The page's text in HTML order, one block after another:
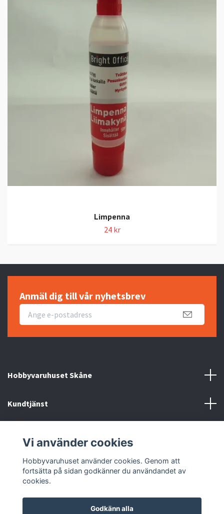
Limpenna
24 kr
Anmäl dig till vår nyhetsbrev
Hobbyvaruhuset Skåne
Kundtjänst
Sociala medier
Vi använder cookies
Hobbyvaruhuset använder cookies. Genom att
fortsätta på sidan godkänner du användandet av
cookies.
Godkänn alla